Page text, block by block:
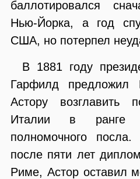
баллотировался
Нью-Йорка, а год
США, но потерпел
В 1881 году
Гарфилд предложил
Астору возглавить
Италии в ранге
полномочного
после пяти лет
Риме, Астор оставил